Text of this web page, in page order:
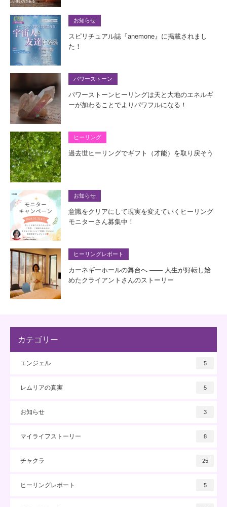
お知らせ
スピリチュアル誌『anemone』に掲載されまし
た！
パワーストーン
パワーストーンヒーリングは天と大地のエネルギ
ーが加わることでよりパワフルになる！
ヒーリング
過去世ヒーリングでギフト（才能）を取り戻そう
お知らせ
意識をクリアにして現実を変えていくヒーリング
モニターさん募集中！
ヒーリングレポート
カーネギーホールの舞台へ —— 人生が好転し始
めたクライアントさんのストーリー
カテゴリー
エンジェル 5
レムリアの真実 5
お知らせ 3
マイライフストーリー 8
チャクラ 25
ヒーリングレポート 5